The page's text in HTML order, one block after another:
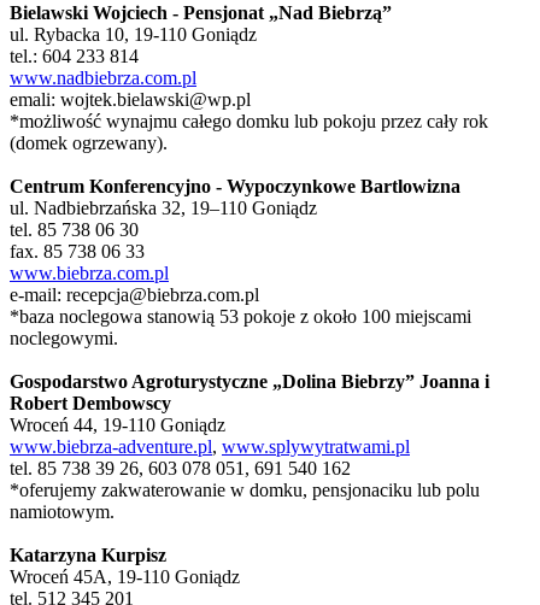
Bielawski Wojciech - Pensjonat „Nad Biebrzą”
ul. Rybacka 10, 19-110 Goniądz
tel.: 604 233 814
www.nadbiebrza.com.pl
emali: wojtek.bielawski@wp.pl
*możliwość wynajmu całego domku lub pokoju przez cały rok
(domek ogrzewany).
Centrum Konferencyjno - Wypoczynkowe Bartlowizna
ul. Nadbiebrzańska 32, 19–110 Goniądz
tel. 85 738 06 30
fax. 85 738 06 33
www.biebrza.com.pl
e-mail: recepcja@biebrza.com.pl
*baza noclegowa stanowią 53 pokoje z około 100 miejscami
noclegowymi.
Gospodarstwo Agroturystyczne „Dolina Biebrzy” Joanna i
Robert Dembowscy
Wroceń 44, 19-110 Goniądz
www.biebrza-adventure.pl, www.splywytratwami.pl
tel. 85 738 39 26, 603 078 051, 691 540 162
*oferujemy zakwaterowanie w domku, pensjonaciku lub polu
namiotowym.
Katarzyna Kurpisz
Wroceń 45A, 19-110 Goniądz
tel. 512 345 201